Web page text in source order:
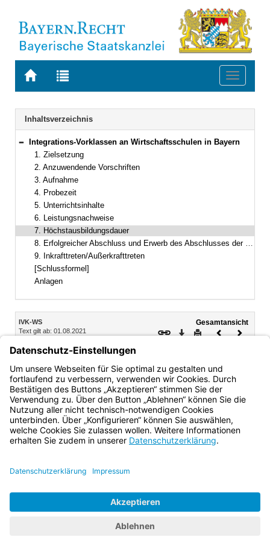
Zur
BAYERN.RECHT
Zur
letzten
Suche
Toggle
Navigation
Inhaltsverzeichnis
Bereich reduzieren
Integrations-Vorklassen an Wirtschaftsschulen in Bayern
1. Zielsetzung
2. Anzuwendende Vorschriften
3. Aufnahme
4. Probezeit
5. Unterrichtsinhalte
6. Leistungsnachweise
7. Höchstausbildungsdauer
8. Erfolgreicher Abschluss und Erwerb des Abschlusses der Mittelschule
9. Inkrafttreten/Außerkrafttreten
[Schlussformel]
Anlagen
Inhalt
IVK-WS
Text gilt ab: 01.08.2021
Gesamtansicht
Download
DruckenVorheriges
Höchstausbildungsdauer
Die Integrations-Vorklasse kann einmal wiederholt werden.
Bayern.de
BayernPortal
Impressum